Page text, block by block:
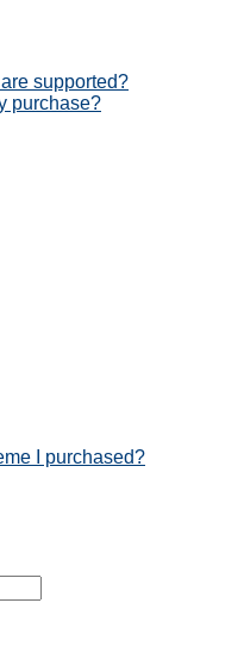
supported?
purchase?
I purchased?